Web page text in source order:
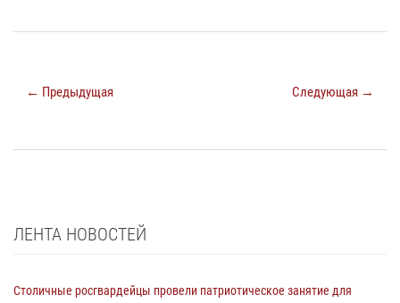
← Предыдущая Следующая →
ЛЕНТА НОВОСТЕЙ
Столичные росгвардейцы провели патриотическое занятие для